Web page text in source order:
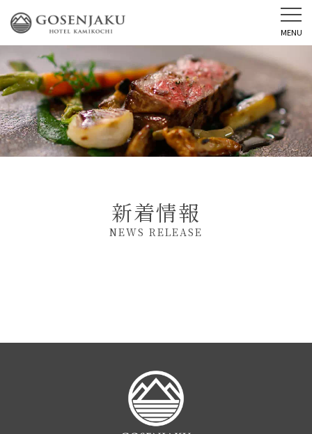
MENU
新着情報
NEWS RELEASE